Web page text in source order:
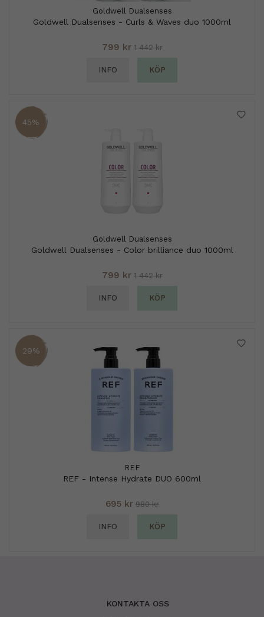
Goldwell Dualsenses
Goldwell Dualsenses - Curls & Waves duo 1000ml
799 kr 1 442 kr
INFO KÖP
45%
Goldwell Dualsenses
Goldwell Dualsenses - Color brilliance duo 1000ml
799 kr 1 442 kr
INFO KÖP
29%
REF
REF - Intense Hydrate DUO 600ml
695 kr 980 kr
INFO KÖP
KONTAKTA OSS